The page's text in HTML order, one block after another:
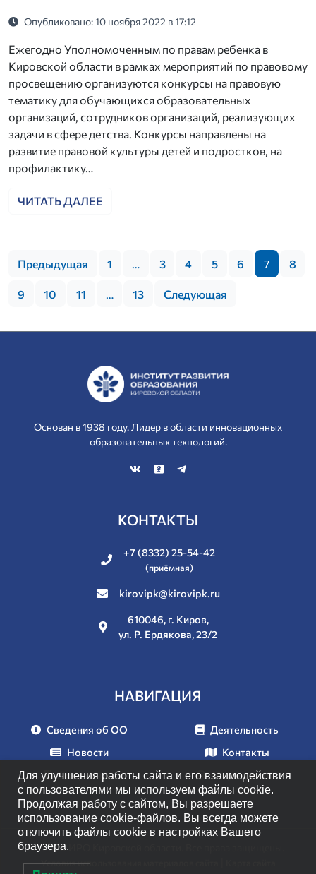
Опубликовано: 10 ноября 2022 в 17:12
Ежегодно Уполномоченным по правам ребенка в
Кировской области в рамках мероприятий по правовому
просвещению организуются конкурсы на правовую
тематику для обучающихся образовательных
организаций, сотрудников организаций, реализующих
задачи в сфере детства. Конкурсы направлены на
развитие правовой культуры детей и подростков, на
профилактику…
ЧИТАТЬ ДАЛЕЕ
Предыдущая 1 … 3 4 5 6 7 8
9 10 11 13 Следующая
Основан в 1938 году. Лидер в области инновационных
образовательных технологий.
КОНТАКТЫ
+7 (8332) 25-54-42
(приёмная)
kirovipk@kirovipk.ru
610046, г. Киров,
ул. Р. Ердякова, 23/2
НАВИГАЦИЯ
Сведения об ОО
Новости
Документы
Деятельность
Контакты
Мероприятия
© 2026 ИРО Кировской области. Все права защищены.
Условия использования материалов сайта
Для улучшения работы сайта и его взаимодействия
с пользователями мы используем файлы cookie.
Продолжая работу с сайтом, Вы разрешаете
использование cookie-файлов. Вы всегда можете
отключить файлы cookie в настройках Вашего
браузера.